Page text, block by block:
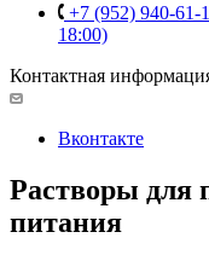
+7 (952) 940-61-
18:00)
Контактная
Вконтакте
Растворы для
питания